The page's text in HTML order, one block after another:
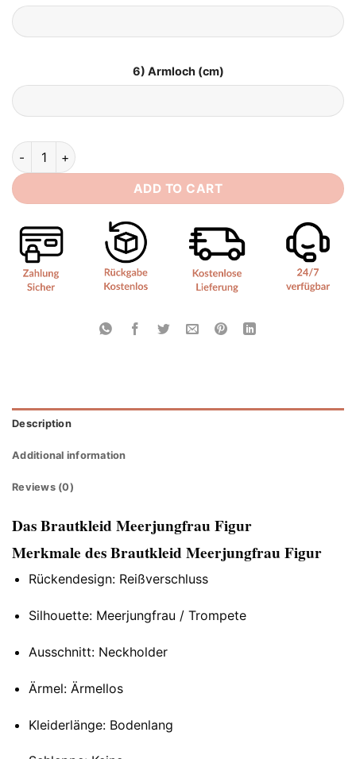
6) Armloch (cm)
Brautkleid Meerjungfrau Figur quantity
ADD TO CART
Description
Additional information
Reviews (0)
Das Brautkleid Meerjungfrau Figur
Merkmale des Brautkleid Meerjungfrau Figur
Rückendesign: Reißverschluss
Silhouette: Meerjungfrau / Trompete
Ausschnitt: Neckholder
Ärmel: Ärmellos
Kleiderlänge: Bodenlang